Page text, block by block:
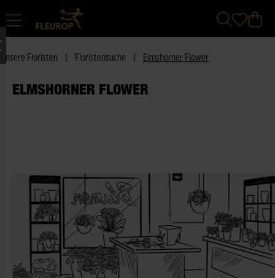
Unsere Floristen Floristensuche Elmshorner Flower
ELMSHORNER FLOWER